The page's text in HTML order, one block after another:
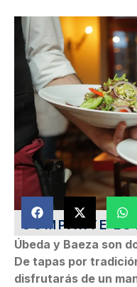
COMPARTE
Úbeda y Baeza son
De tapas por
disfrutarás de un